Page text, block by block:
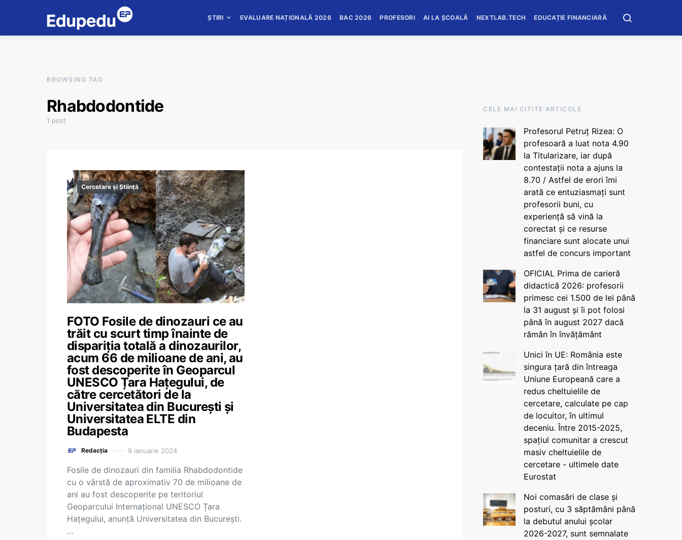
ȘTIRI EVALUARE NAȚIONALĂ 2026 BAC 2026 PROFESORI AI LA ȘCOALĂ NEXTLAB.TECH EDUCAȚIE FINANCIARĂ
BROWSING TAG
Rhabdodontide
1 post
Cercetare și Știință
FOTO Fosile de dinozauri ce au
trăit cu scurt timp înainte de
dispariția totală a dinozaurilor,
acum 66 de milioane de ani, au
fost descoperite în Geoparcul
UNESCO Țara Hațegului, de
către cercetători de la
Universitatea din București și
Universitatea ELTE din
Budapesta
Redacția 9 ianuarie 2024
Fosile de dinozauri din familia Rhabdodontide
cu o vârstă de aproximativ 70 de milioane de
ani au fost descoperite pe teritoriul
Geoparcului Internațional UNESCO Țara
Hațegului, anunță Universitatea din București.
…
CELE MAI CITITE ARTICOLE
Profesorul Petruț Rizea: O
profesoară a luat nota 4.90
la Titularizare, iar după
contestații nota a ajuns la
8.70 / Astfel de erori îmi
arată ce entuziasmați sunt
profesorii buni, cu
experiență să vină la
corectat și ce resurse
financiare sunt alocate unui
astfel de concurs important
OFICIAL Prima de carieră
didactică 2026: profesorii
primesc cei 1.500 de lei până
la 31 august și îi pot folosi
până în august 2027 dacă
rămân în învățământ
Unici în UE: România este
singura țară din întreaga
Uniune Europeană care a
redus cheltuielile de
cercetare, calculate pe cap
de locuitor, în ultimul
deceniu. Între 2015-2025,
spațiul comunitar a crescut
masiv cheltuielile de
cercetare - ultimele date
Eurostat
Noi comasări de clase și
posturi, cu 3 săptămâni până
la debutul anului școlar
2026-2027, sunt semnalate